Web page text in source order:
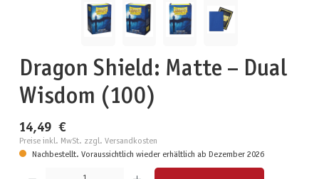
Dragon Shield: Matte – Dual
Wisdom (100)
14,49 €
Preise inkl. MwSt. zzgl. Versandkosten
Nachbestellt. Voraussichtlich wieder erhältlich ab Dezember 2026
Produkt Anzahl: Gib den gewünschten Wert ein oder benutze die Schaltflächen um die Anzahl zu